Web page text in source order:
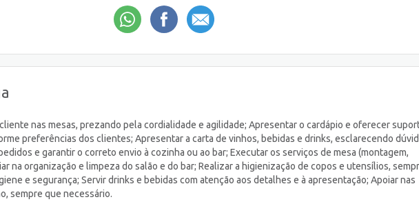
nas mesas, prezando pela cordialidade e agilidade; Apresentar o cardápio e oferecer
preferências dos clientes; Apresentar a carta de vinhos, bebidas e drinks, esclarecendo
e garantir o correto envio à cozinha ou ao bar; Executar os serviços de mesa (montagem,
na organização e limpeza do salão e do bar; Realizar a higienização de copos e utensílios,
e segurança; Servir drinks e bebidas com atenção aos detalhes e à apresentação; Apoiar nas
sempre que necessário.